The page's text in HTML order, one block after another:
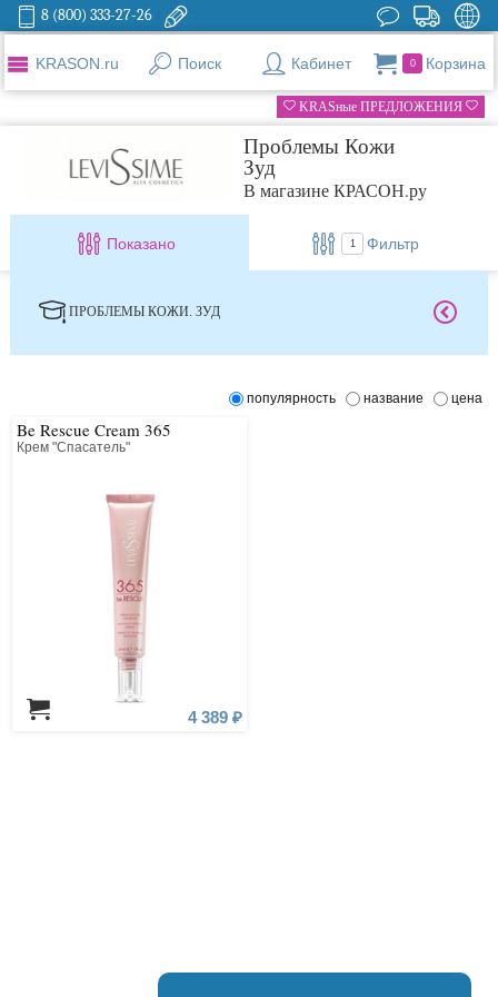
8 (800) 333-27-26
KRASON.ru Поиск Кабинет 0 Корзина
KRASные ПРЕДЛОЖЕНИЯ
Проблемы Кожи
Зуд
В магазине КРАСОН.ру
Показано 1 Фильтр
ПРОБЛЕМЫ КОЖИ. ЗУД
популярность название цена
Be Rescue Cream 365
Крем "Спасатель"
4 389 ₽